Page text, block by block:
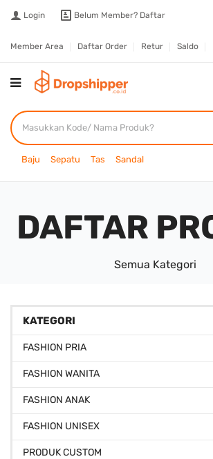
Login Belum Member? Daftar
Member Area Daftar Order Retur Saldo
Baju Sepatu Tas Sandal
DAFTAR
Semua Kategori
KATEGORI
FASHION PRIA
FASHION WANITA
FASHION ANAK
FASHION UNISEX
PRODUK CUSTOM